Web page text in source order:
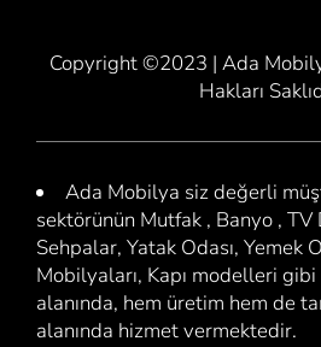
Copyright ©2023 | Ada
Hakları
Ada Mobilya siz değerli
sektörünün Mutfak , Banyo ,
Sehpalar, Yatak Odası, Yemek
Mobilyaları, Kapı modelleri
alanında, hem üretim hem de
alanında hizmet vermektedir.